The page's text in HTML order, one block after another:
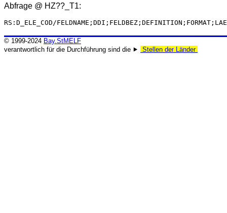
Abfrage @ HZ??_T1:
RS:D_ELE_COD/
© 1999-2024 Bay.StMELF
verantwortlich für die Durchführung sind die ⯈
Stellen der Länder